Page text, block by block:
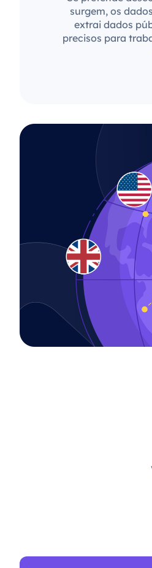
surgem, os
extrai dados
precisos para